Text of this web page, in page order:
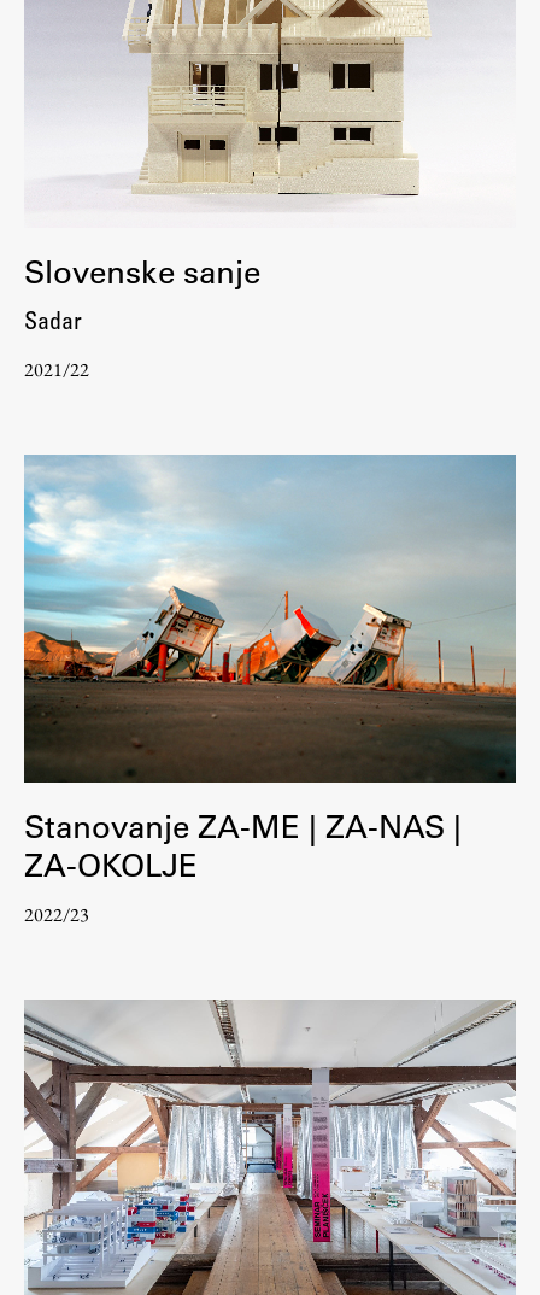
Slovenske sanje
Sadar
2021/22
Stanovanje ZA-ME | ZA-NAS |
ZA-OKOLJE
2022/23